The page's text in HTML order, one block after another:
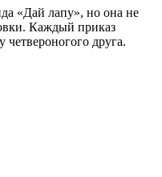
«Дай лапу», но она не
Каждый приказ
друга.